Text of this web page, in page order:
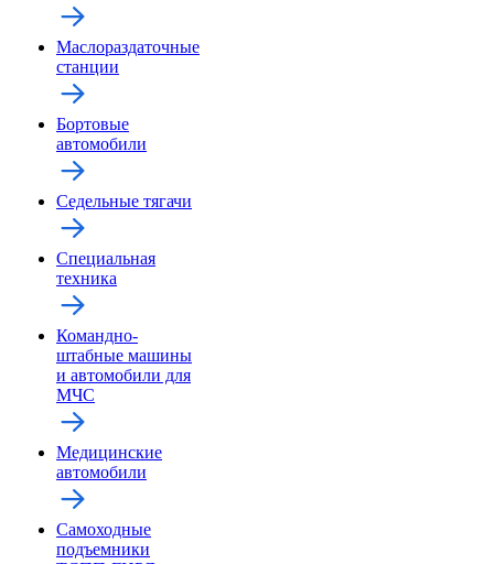
Маслораздаточные
станции
Бортовые
автомобили
Седельные тягачи
Специальная
техника
Командно-
штабные машины
и автомобили для
МЧС
Медицинские
автомобили
Самоходные
подъемники